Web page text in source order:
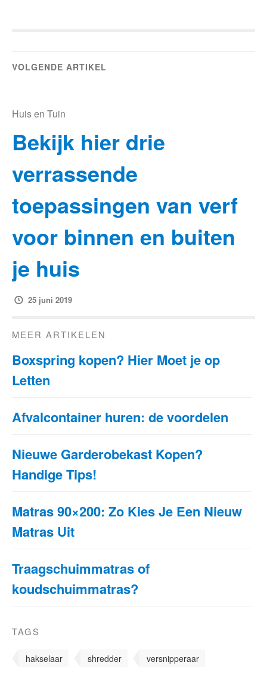
VOLGENDE ARTIKEL
Huis en Tuin
Bekijk hier drie
verrassende
toepassingen van verf
voor binnen en buiten
je huis
25 juni 2019
MEER ARTIKELEN
Boxspring kopen? Hier Moet je op
Letten
Afvalcontainer huren: de voordelen
Nieuwe Garderobekast Kopen?
Handige Tips!
Matras 90×200: Zo Kies Je Een Nieuw
Matras Uit
Traagschuimmatras of
koudschuimmatras?
TAGS
hakselaar shredder versnipperaar